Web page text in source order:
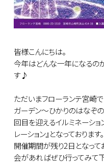
皆様こんにちは。
今年はどんな一年になるの
す♪
ただいまフローランテ宮崎で
ガーデン～ひかりのはなぞ
回目を迎えるイルミネーシ
レーション』となっております。
開催期間が残り2日となって
会があればぜひ行ってみて下